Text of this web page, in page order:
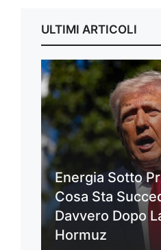
ULTIMI ARTICOLI
Energia Sotto
Cosa Sta
Davvero Dopo
Hormuz